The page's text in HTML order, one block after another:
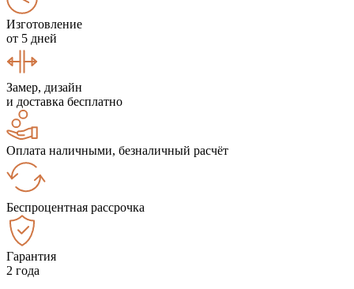
Изготовление
от 5 дней
Замер, дизайн
и доставка бесплатно
Оплата наличными, безналичный расчёт
Беспроцентная рассрочка
Гарантия
2 года